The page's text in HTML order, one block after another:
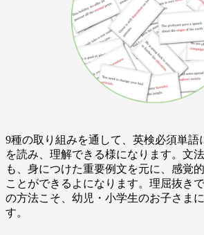
9種の取り組みを通して、英検必須単語
を読み、理解できる様になります。文
も、身につけた重要例文を元に、感覚
ことができるよになります。理屈抜き
の方法こそ、幼児・小学生のお子さま
す。